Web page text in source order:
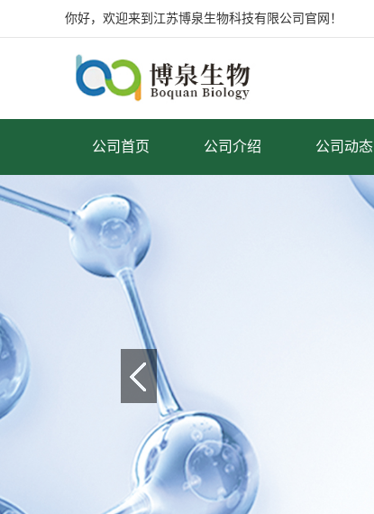
你好，欢迎来到江苏博泉生物科技有限公司官网！
公司首页 公司介绍 公司动态